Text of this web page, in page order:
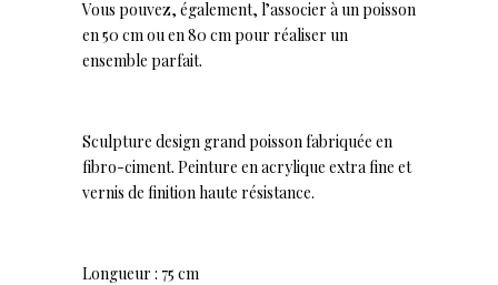
Vous pouvez, également, l’associer à un poisson
en 50 cm ou en 80 cm pour réaliser un
ensemble parfait.
Sculpture design grand poisson fabriquée en
fibro-ciment. Peinture en acrylique extra fine et
vernis de finition haute résistance.
Longueur : 75 cm